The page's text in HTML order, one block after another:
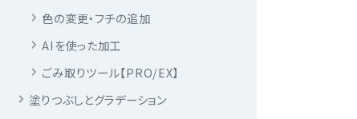
色の変更・フチの追加
AIを使った加工
ごみ取りツール【PRO/EX】
塗りつぶしとグラデーション